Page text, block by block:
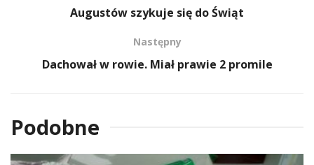
Augustów szykuje się do Świąt
Następny
Dachował w rowie. Miał prawie 2 promile
Podobne